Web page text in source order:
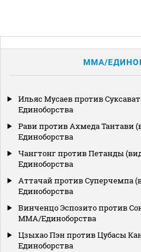
MMA/
Ильяс Мусаев против
Единоборства
Рави против Ахмеда Тантави
Единоборства
Чангтонг против Петанды
Единоборства
Аттачай против Суперчемпа
Единоборства
Винченцо Эспозито против
MMA/Единоборства
Цзыхао Пэн против Цубасы
Единоборства